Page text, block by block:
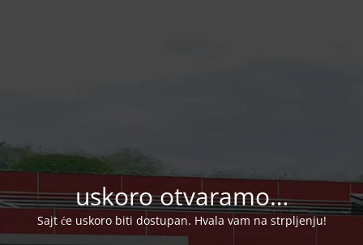
uskoro otvaramo…
Sajt će uskoro biti dostupan. Hvala vam na strpljenju!